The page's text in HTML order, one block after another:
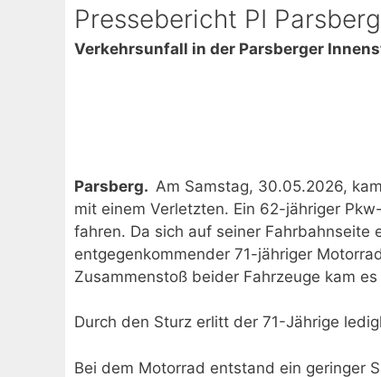
Pressebericht PI Parsberg
Verkehrsunfall in der Parsberger
Parsberg. Am Samstag, 30.05.2026,
mit einem Verletzten. Ein 62-jähriger
fahren. Da sich auf seiner Fahrbahnseite
entgegenkommender 71-jähriger
Zusammenstoß beider Fahrzeuge kam
Durch den Sturz erlitt der 71-Jährige
Bei dem Motorrad entstand ein geringer